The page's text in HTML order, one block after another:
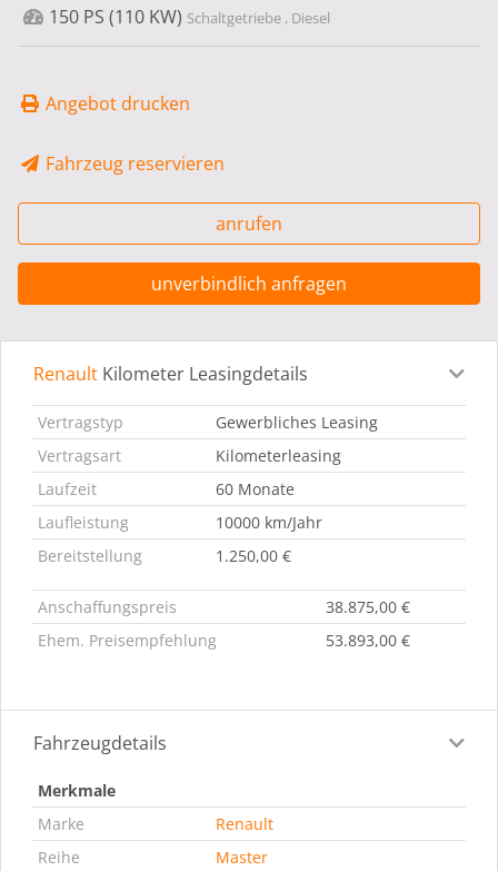
150 PS (110 KW) Schaltgetriebe , Diesel
Angebot drucken
Fahrzeug reservieren
anrufen
unverbindlich anfragen
Leasingdetails Fahrzeugdetails
Renault Kilometer Leasingdetails
Vertragstyp
Gewerbliches Leasing
Vertragsart
Kilometerleasing
Laufzeit
60 Monate
Laufleistung
10000 km/Jahr
Bereitstellung
1.250,00 €
Anschaffungspreis
38.875,00 €
Ehem. Preisempfehlung
53.893,00 €
Fahrzeugdetails
Merkmale
Marke
Renault
Reihe
Master